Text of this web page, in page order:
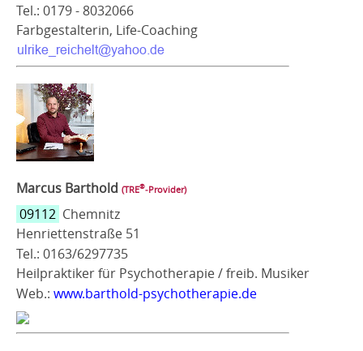
Tel.: 0179 - 8032066
Farbgestalterin, Life-Coaching
Marcus Barthold (TRE®‑Provider)
09112 Chemnitz
Henriettenstraße 51
Tel.: 0163/6297735
Heilpraktiker für Psychotherapie / freib. Musiker
Web.: www.barthold-psychotherapie.de